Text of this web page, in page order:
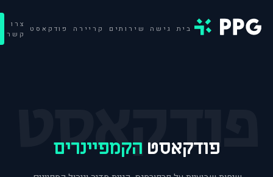
בית גישה שירותים קריירה פודקאסט
צרו
קשר
פודקאסט
פודקאסט הקמפיינרים